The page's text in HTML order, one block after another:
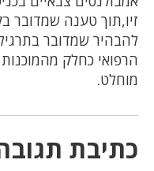
זיו,תוך טענה שמדובר
להבהיר שמדובר
הרפואי כחלק
מוחלט.
כתיבת